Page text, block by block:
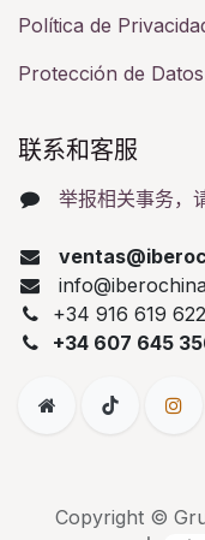
Política de
Protección de
联系和客服​
举报相关事务，
+34 916 619 622
+34 607 645
Copyright ©